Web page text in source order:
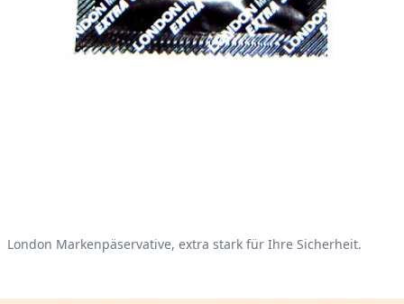
Product information
London Markenpäservative, extra stark für Ihre Sicherheit.